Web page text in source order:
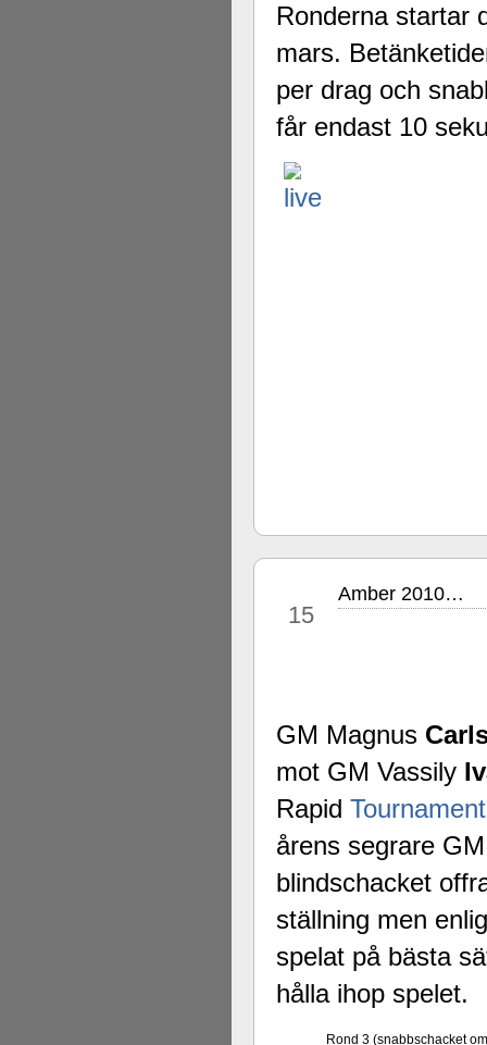
Ronderna startar
mars.
per drag och
får endast 10
15
Amber 2010…
GM Magnus
mot GM Vassily
Rapid Tournament
årens segrare
blindschacket
ställning men
spelat på bästa
hålla ihop spelet.
Rond 3 (snabbschacket